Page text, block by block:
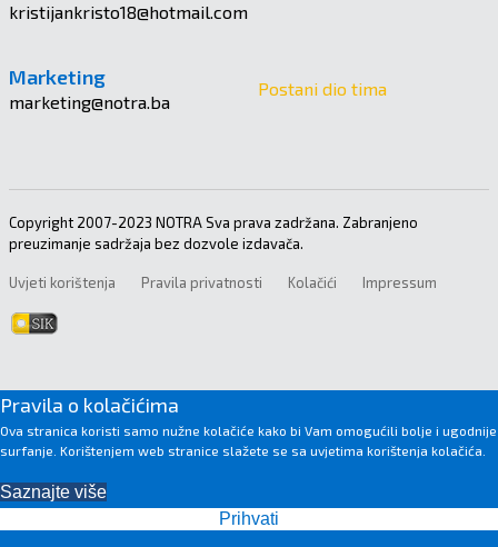
kristijankristo18@hotmail.com
Marketing
marketing@notra.ba
Postani dio tima
Copyright 2007-2023 NOTRA Sva prava zadržana. Zabranjeno
preuzimanje sadržaja bez dozvole izdavača.
Uvjeti korištenja Pravila privatnosti Kolačići Impressum
Pravila o kolačićima
Ova stranica koristi samo nužne kolačiće kako bi Vam omogućili bolje i ugodnije
surfanje. Korištenjem web stranice slažete se sa uvjetima korištenja kolačića.
Saznajte više
Prihvati